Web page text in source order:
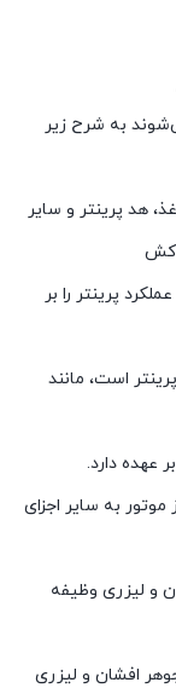
به شرح زیر
هد پرینتر و سایر
کش
پرینتر را بر
است، مانند
عهده دارد.
به سایر اجزای
و لیزری وظیفه
جوهر افشان و لیزری